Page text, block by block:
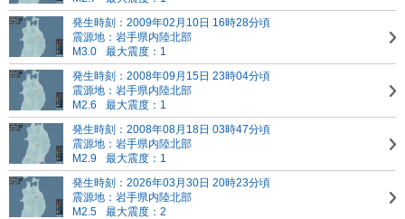
発生時刻：2009年02月10日 16時28分頃
震源地：岩手県内陸北部
M3.0
最大震度：1
発生時刻：2008年09月15日 23時04分頃
震源地：岩手県内陸北部
M2.6
最大震度：1
発生時刻：2008年08月18日 03時47分頃
震源地：岩手県内陸北部
M2.9
最大震度：1
発生時刻：2026年03月30日 20時23分頃
震源地：岩手県内陸北部
M2.5
最大震度：2